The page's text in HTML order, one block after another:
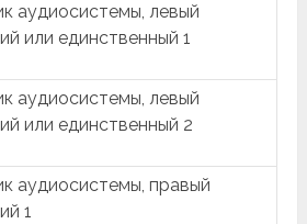
аудиосистемы, левый
или единственный 1
аудиосистемы, левый
или единственный 2
аудиосистемы, правый
1